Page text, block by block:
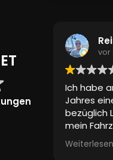
vor
Ich habe
Jahres
bezüglich
mein
Komplette
auch
Weiterlesen